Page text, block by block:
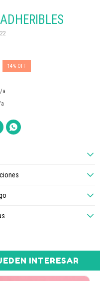
14
a

INTERESAR